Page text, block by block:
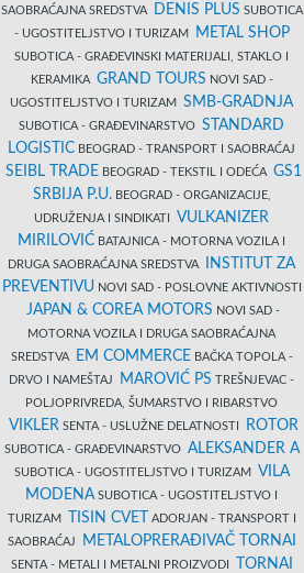
SAOBRAĆAJNA SREDSTVA
DENIS PLUS SUBOTICA
- UGOSTITELJSTVO I TURIZAM
METAL SHOP
SUBOTICA - GRAĐEVINSKI MATERIJALI, STAKLO I
KERAMIKA GRAND TOURS NOVI SAD -
UGOSTITELJSTVO I TURIZAM SMB-GRADNJA
SUBOTICA - GRAĐEVINARSTVO STANDARD
LOGISTIC BEOGRAD - TRANSPORT I SAOBRAĆAJ
SEIBL TRADE BEOGRAD - TEKSTIL I ODEĆA GS1
SRBIJA P.U.BEOGRAD - ORGANIZACIJE,
UDRUŽENJA I SINDIKATI VULKANIZER
MIRILOVIĆ BATAJNICA - MOTORNA VOZILA I
DRUGA SAOBRAĆAJNA SREDSTVA
INSTITUT ZA
PREVENTIVUNOVI SAD - POSLOVNE AKTIVNOSTI
JAPAN & COREA MOTORS NOVI SAD -
MOTORNA VOZILA I DRUGA SAOBRAĆAJNA
SREDSTVA
EM COMMERCE BAČKA TOPOLA -
DRVO I NAMEŠTAJ
MAROVIĆ PS TREŠNJEVAC -
POLJOPRIVREDA, ŠUMARSTVO I RIBARSTVO
VIKLER SENTA - USLUŽNE DELATNOSTI ROTOR
SUBOTICA - GRAĐEVINARSTVO ALEKSANDER A
SUBOTICA - UGOSTITELJSTVO I TURIZAM VILA
MODENA SUBOTICA - UGOSTITELJSTVO I
TURIZAM
TISIN CVET
ADORJAN - TRANSPORT I
SAOBRAĆAJ
METALOPRERAĐIVAČ TORNAI
SENTA - METALI I METALNI PROIZVODI TORNAI